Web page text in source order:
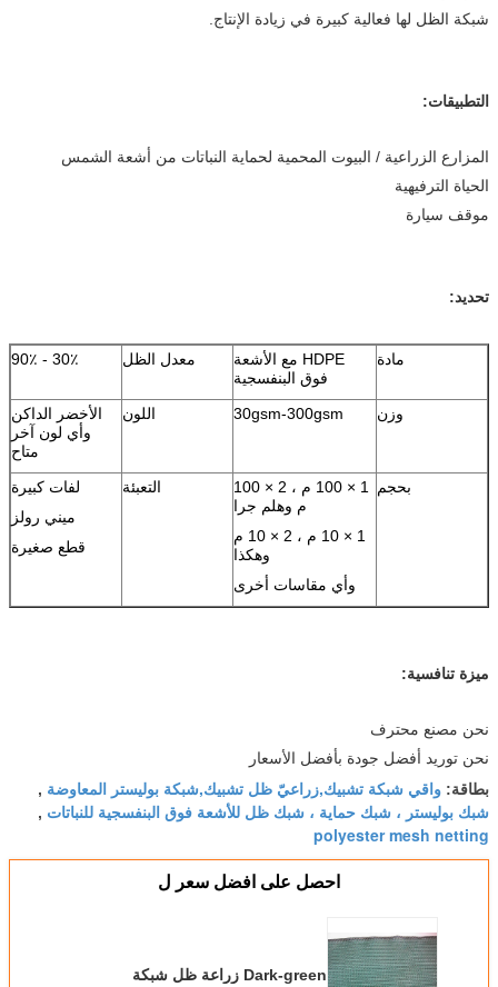
شبكة الظل لها فعالية كبيرة في زيادة الإنتاج.
التطبيقات:
المزارع الزراعية / البيوت المحمية لحماية النباتات من أشعة الشمس
الحياة الترفيهية
موقف سيارة
تحديد:
مادة
HDPE مع الأشعة
فوق البنفسجية
معدل الظل 30٪ - 90٪
وزن 30gsm-300gsm اللون
الأخضر الداكن
وأي لون آخر
متاح
بحجم
1 × 100 م ، 2 × 100
م وهلم جرا
1 × 10 م ، 2 × 10 م
وهكذا
وأي مقاسات أخرى
التعبئة
لفات كبيرة
ميني رولز
قطع صغيرة
ميزة تنافسية:
نحن مصنع محترف
نحن توريد أفضل جودة بأفضل الأسعار
بطاقة: واقي شبكة تشبيك,زراعيّ ظل تشبيك,شبكة بوليستر المعاوضة ,
شبك بوليستر ، شبك حماية ، شبك ظل للأشعة فوق البنفسجية للنباتات ,
polyester mesh netting
احصل على افضل سعر ل
Dark-green زراعة ظل شبكة